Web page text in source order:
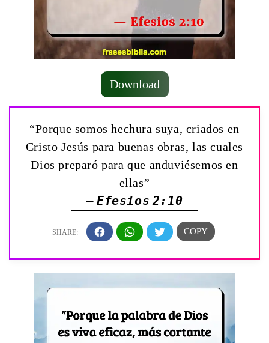
Download
“Porque somos hechura suya, criados en
Cristo Jesús para buenas obras, las cuales
Dios preparó para que anduviésemos en
ellas”
— Efesios 2:10